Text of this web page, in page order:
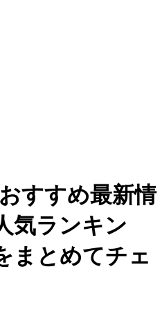
すすめ最新情
気ランキン
まとめてチェ